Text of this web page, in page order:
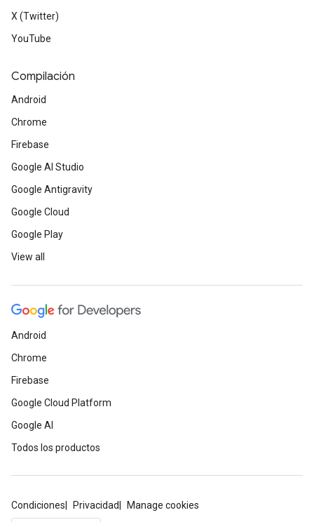
X (Twitter)
YouTube
Compilación
Android
Chrome
Firebase
Google AI Studio
Google Antigravity
Google Cloud
Google Play
View all
Android
Chrome
Firebase
Google Cloud Platform
Google AI
Todos los productos
Condiciones Privacidad Manage cookies